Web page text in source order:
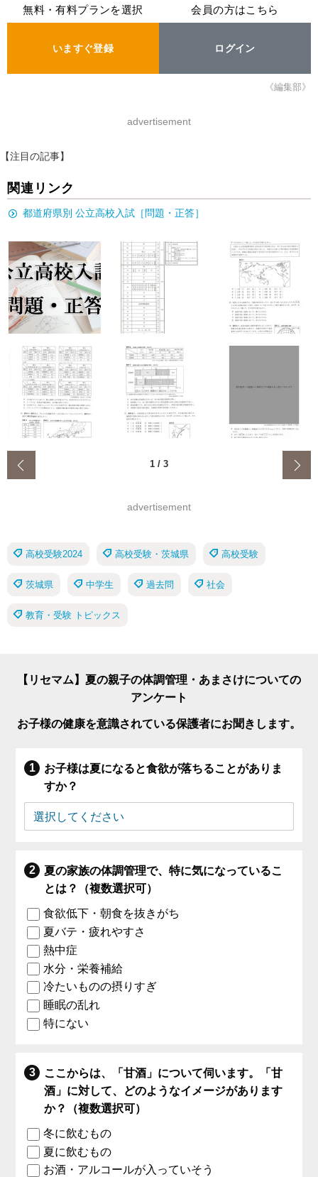
無料・有料プランを選択
いますぐ登録
会員の方はこちら
ログイン
《編集部》
advertisement
【注目の記事】
関連リンク
都道府県別 公立高校入試［問題・正答］
1 / 3
advertisement
高校受験2024 高校受験・茨城県 高校受験
茨城県 中学生 過去問 社会
教育・受験 トピックス
【リセマム】夏の親子の体調管理・あまさけについての
アンケート
お子様の健康を意識されている保護者にお聞きします。
お子様は夏になると食欲が落ちることがありま
すか？
夏の家族の体調管理で、特に気になっているこ
とは？（複数選択可）
食欲低下・朝食を抜きがち
夏バテ・疲れやすさ
熱中症
水分・栄養補給
冷たいものの摂りすぎ
睡眠の乱れ
特にない
ここからは、「甘酒」について伺います。「甘
酒」に対して、どのようなイメージがあります
か？（複数選択可）
冬に飲むもの
夏に飲むもの
お酒・アルコールが入っていそう